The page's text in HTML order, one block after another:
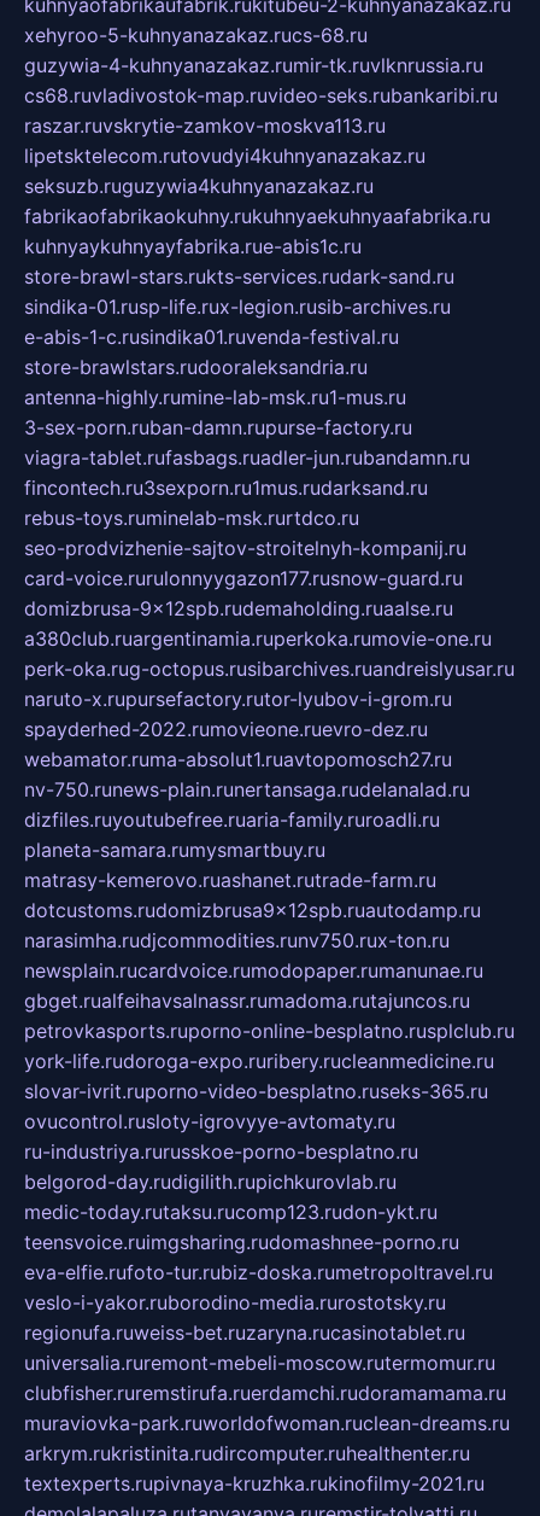
kuhnyaofabrikaufabrik.rukitubeu-2-kuhnyanazakaz.ru
xehyroo-5-kuhnyanazakaz.rucs-68.ru
guzywia-4-kuhnyanazakaz.rumir-tk.ruvlknrussia.ru
cs68.ruvladivostok-map.ruvideo-seks.rubankaribi.ru
raszar.ruvskrytie-zamkov-moskva113.ru
lipetsktelecom.rutovudyi4kuhnyanazakaz.ru
seksuzb.ruguzywia4kuhnyanazakaz.ru
fabrikaofabrikaokuhny.rukuhnyaekuhnyaafabrika.ru
kuhnyaykuhnyayfabrika.rue-abis1c.ru
store-brawl-stars.rukts-services.rudark-sand.ru
sindika-01.rusp-life.rux-legion.rusib-archives.ru
e-abis-1-c.rusindika01.ruvenda-festival.ru
store-brawlstars.rudooraleksandria.ru
antenna-highly.rumine-lab-msk.ru1-mus.ru
3-sex-porn.ruban-damn.rupurse-factory.ru
viagra-tablet.rufasbags.ruadler-jun.rubandamn.ru
fincontech.ru3sexporn.ru1mus.rudarksand.ru
rebus-toys.ruminelab-msk.rurtdco.ru
seo-prodvizhenie-sajtov-stroitelnyh-kompanij.ru
card-voice.rurulonnyygazon177.rusnow-guard.ru
domizbrusa-9x12spb.rudemaholding.ruaalse.ru
a380club.ruargentinamia.ruperkoka.rumovie-one.ru
perk-oka.rug-octopus.rusibarchives.ruandreislyusar.ru
naruto-x.rupursefactory.rutor-lyubov-i-grom.ru
spayderhed-2022.rumovieone.ruevro-dez.ru
webamator.ruma-absolut1.ruavtopomosch27.ru
nv-750.runews-plain.runertansaga.rudelanalad.ru
dizfiles.ruyoutubefree.ruaria-family.ruroadli.ru
planeta-samara.rumysmartbuy.ru
matrasy-kemerovo.ruashanet.rutrade-farm.ru
dotcustoms.rudomizbrusa9x12spb.ruautodamp.ru
narasimha.rudjcommodities.runv750.rux-ton.ru
newsplain.rucardvoice.rumodopaper.rumanunae.ru
gbget.rualfeihavsalnassr.rumadoma.rutajuncos.ru
petrovkasports.ruporno-online-besplatno.rusplclub.ru
york-life.rudoroga-expo.ruribery.rucleanmedicine.ru
slovar-ivrit.ruporno-video-besplatno.ruseks-365.ru
ovucontrol.rusloty-igrovyye-avtomaty.ru
ru-industriya.rurusskoe-porno-besplatno.ru
belgorod-day.rudigilith.rupichkurovlab.ru
medic-today.rutaksu.rucomp123.rudon-ykt.ru
teensvoice.ruimgsharing.rudomashnee-porno.ru
eva-elfie.rufoto-tur.rubiz-doska.rumetropoltravel.ru
veslo-i-yakor.ruborodino-media.rurostotsky.ru
regionufa.ruweiss-bet.ruzaryna.rucasinotablet.ru
universalia.ruremont-mebeli-moscow.rutermomur.ru
clubfisher.ruremstirufa.ruerdamchi.rudoramamama.ru
muraviovka-park.ruworldofwoman.ruclean-dreams.ru
arkrym.rukristinita.rudircomputer.ruhealthenter.ru
textexperts.rupivnaya-kruzhka.rukinofilmy-2021.ru